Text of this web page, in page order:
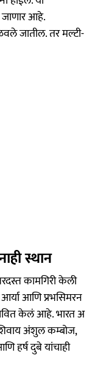
जाणार आहे.
जातील. तर मल्टी-
स्थान
कामगिरी केली
आणि प्रभसिमरन
केलं आहे. भारत अ
अंशुल कम्बोज,
हर्ष दुबे यांचाही